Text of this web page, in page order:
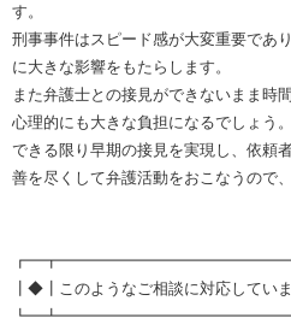
す。
刑事事件はスピード感が大変重要であ
に大きな影響をもたらします。
また弁護士との接見ができないまま時
心理的にも大きな負担になるでしょう。
できる限り早期の接見を実現し、依頼
善を尽くして弁護活動をおこなうので
┃◆┃このようなご相談に対応してい